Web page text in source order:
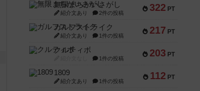
322 PT
無限まちがいさがし
紹介文あり 2件の投稿
217 PT
ガルフストライク
紹介文あり 1件の投稿
203 PT
クルティボ
1件の投稿
112 PT
1809
紹介文あり 1件の投稿